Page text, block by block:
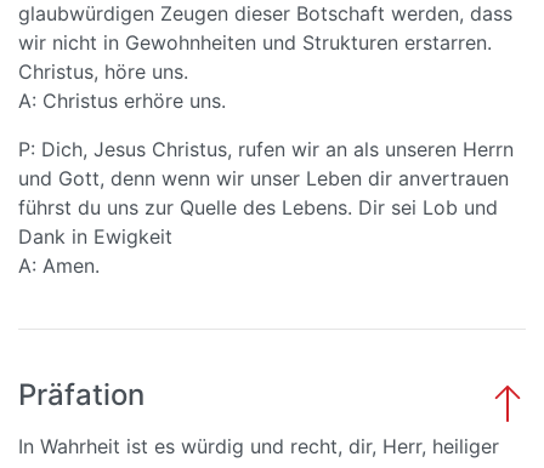
glaubwürdigen Zeugen dieser Botschaft werden, dass
wir nicht in Gewohnheiten und Strukturen erstarren.
Christus, höre uns.
A: Christus erhöre uns.
P: Dich, Jesus Christus, rufen wir an als unseren Herrn
und Gott, denn wenn wir unser Leben dir anvertrauen
führst du uns zur Quelle des Lebens. Dir sei Lob und
Dank in Ewigkeit
A: Amen.
Präfation
In Wahrheit ist es würdig und recht, dir, Herr, heiliger